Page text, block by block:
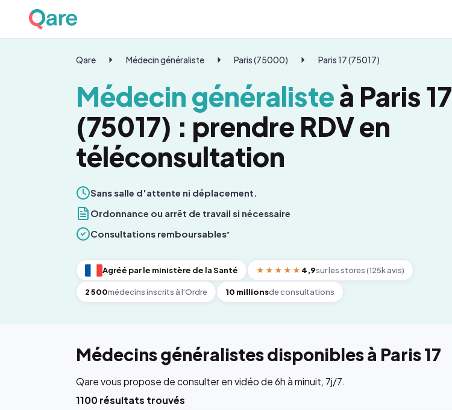
Qare Médecin généraliste Paris (75000) Paris 17 (75017)
Médecin généralisteà Paris 17
(75017) : prendre RDV en
téléconsultation
Sans salle d'attente ni déplacement.
Ordonnance ou arrêt de travail si nécessaire
Consultations remboursables*
Agréé par le ministère de la Santé ★★★★★ 4,9sur les stores (125k avis)
2 500médecins inscrits à l'Ordre 10 millionsde consultations
Médecins généralistes disponibles à Paris 17
Qare vous propose de consulter en vidéo de 6h à minuit, 7j/7.
1100 résultats trouvés